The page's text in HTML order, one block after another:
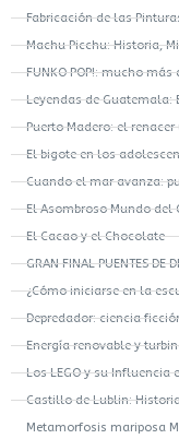
Fabricación de las
Machu Picchu: Historia,
FUNKO POP!: mucho
Leyendas de Guatemala:
Puerto Madero: el
El bigote en los
Cuando el mar avanza:
El Asombroso Mundo del
El Cacao y el Chocolate
GRAN FINAL PUENTES DE
¿Cómo iniciarse en la
Depredador: ciencia
Energía renovable y
Los LEGO y su Influencia
Castillo de Lublin:
Metamorfosis mariposa